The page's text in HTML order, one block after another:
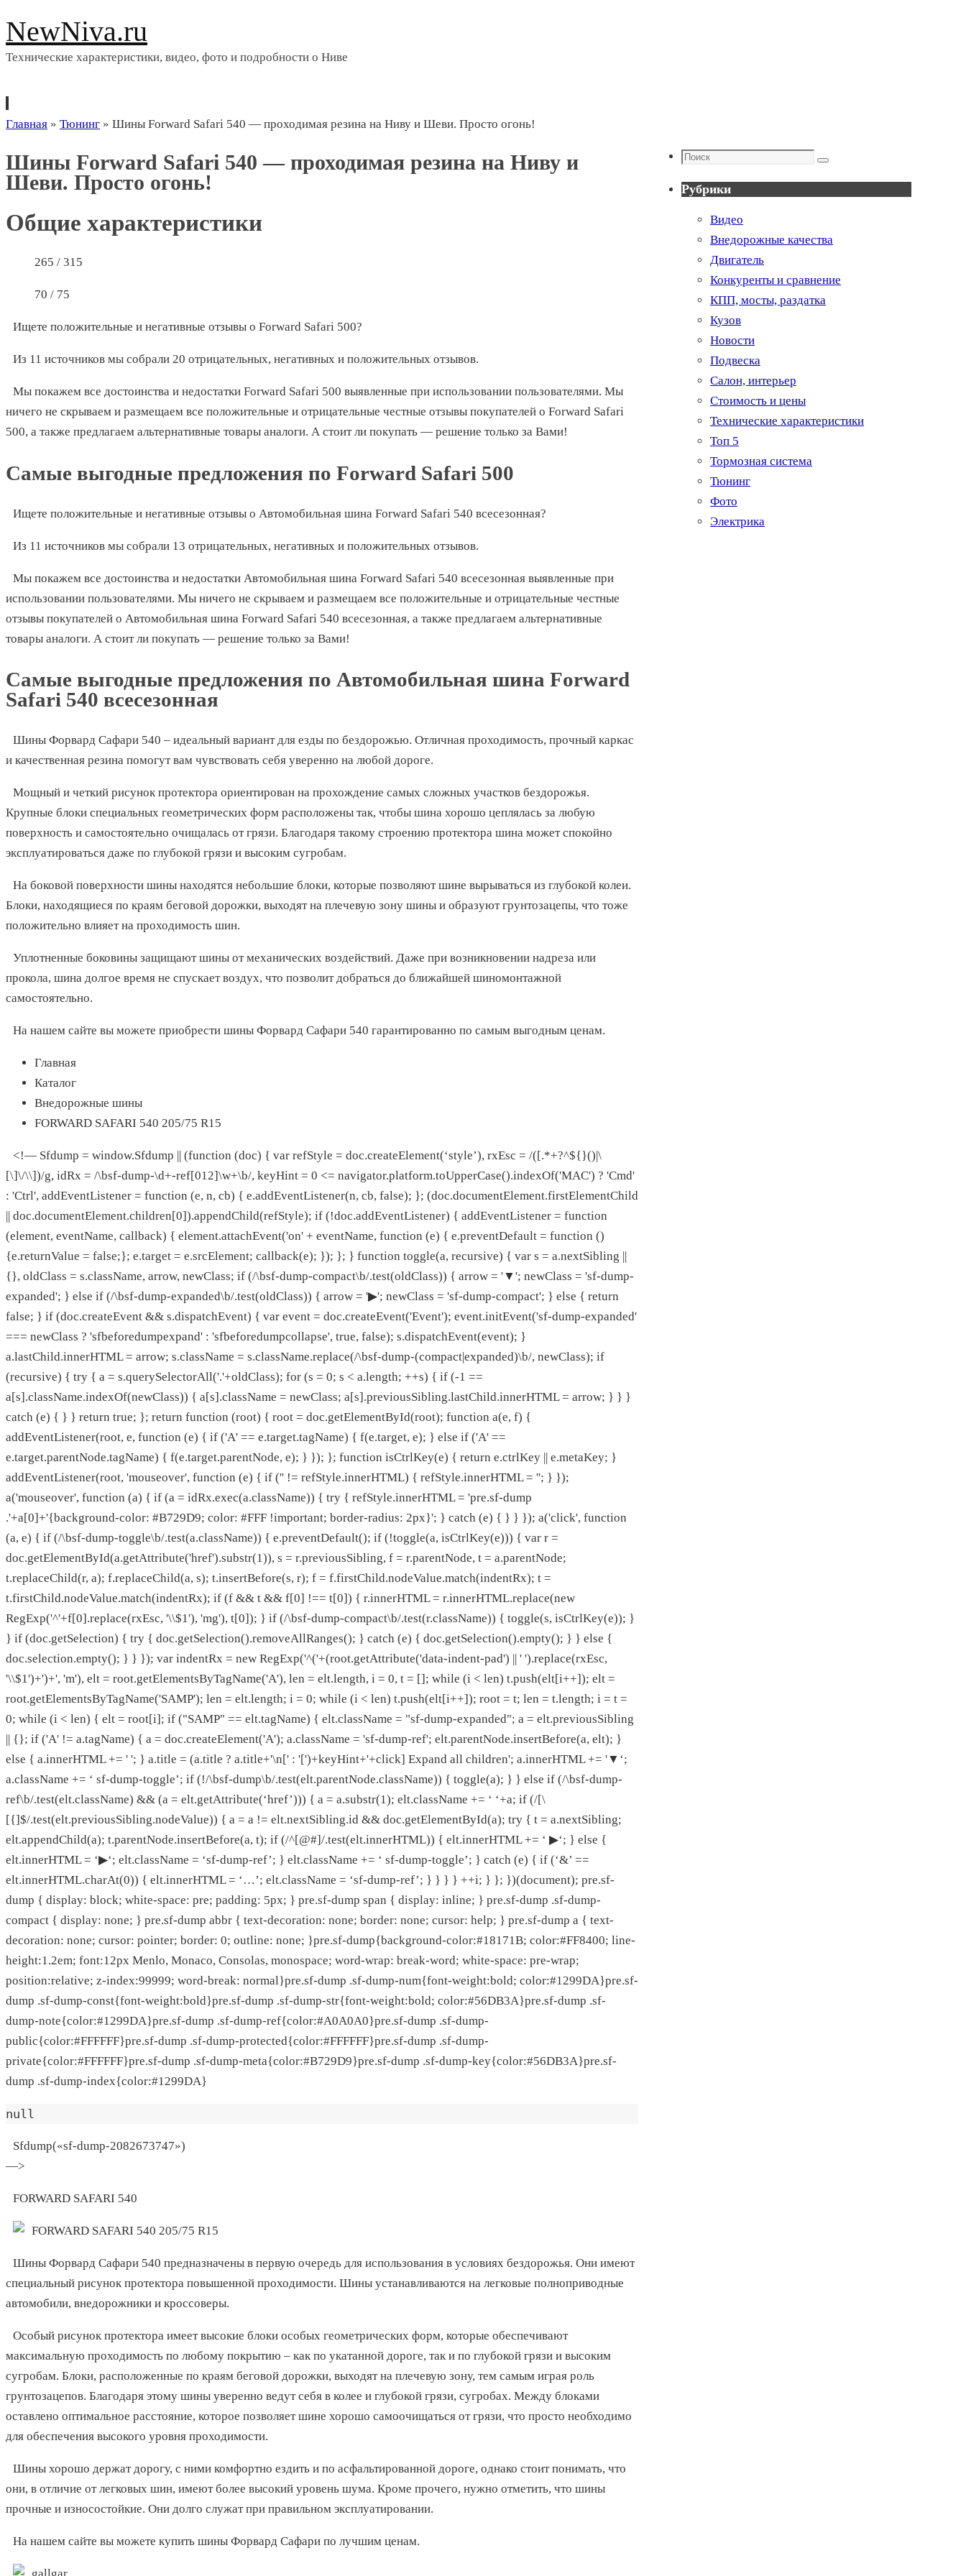
NewNiva.ru
Технические характеристики, видео, фото и подробности о Ниве
Перейти
содержимому
Главная » Тюнинг » Шины Forward Safari 540 — проходимая резина на Ниву и Шеви. Просто огонь!
Шины Forward Safari 540 — проходимая резина на Ниву и
Шеви. Просто огонь!
Общие характеристики
265 / 315
70 / 75
Ищете положительные и негативные отзывы о Forward Safari 500?
Из 11 источников мы собрали 20 отрицательных, негативных и положительных отзывов.
Мы покажем все достоинства и недостатки Forward Safari 500 выявленные при использовании пользователями. Мы
ничего не скрываем и размещаем все положительные и отрицательные честные отзывы покупателей о Forward Safari
500, а также предлагаем альтернативные товары аналоги. А стоит ли покупать — решение только за Вами!
Самые выгодные предложения по Forward Safari 500
Ищете положительные и негативные отзывы о Автомобильная шина Forward Safari 540 всесезонная?
Из 11 источников мы собрали 13 отрицательных, негативных и положительных отзывов.
Мы покажем все достоинства и недостатки Автомобильная шина Forward Safari 540 всесезонная выявленные при
использовании пользователями. Мы ничего не скрываем и размещаем все положительные и отрицательные честные
отзывы покупателей о Автомобильная шина Forward Safari 540 всесезонная, а также предлагаем альтернативные
товары аналоги. А стоит ли покупать — решение только за Вами!
Самые выгодные предложения по Автомобильная шина Forward
Safari 540 всесезонная
Шины Форвард Сафари 540 – идеальный вариант для езды по бездорожью. Отличная проходимость, прочный каркас
и качественная резина помогут вам чувствовать себя уверенно на любой дороге.
Мощный и четкий рисунок протектора ориентирован на прохождение самых сложных участков бездорожья.
Крупные блоки специальных геометрических форм расположены так, чтобы шина хорошо цеплялась за любую
поверхность и самостоятельно очищалась от грязи. Благодаря такому строению протектора шина может спокойно
эксплуатироваться даже по глубокой грязи и высоким сугробам.
На боковой поверхности шины находятся небольшие блоки, которые позволяют шине вырываться из глубокой колеи.
Блоки, находящиеся по краям беговой дорожки, выходят на плечевую зону шины и образуют грунтозацепы, что тоже
положительно влияет на проходимость шин.
Уплотненные боковины защищают шины от механических воздействий. Даже при возникновении надреза или
прокола, шина долгое время не спускает воздух, что позволит добраться до ближайшей шиномонтажной
самостоятельно.
На нашем сайте вы можете приобрести шины Форвард Сафари 540 гарантированно по самым выгодным ценам.
Главная
Каталог
Внедорожные шины
FORWARD SAFARI 540 205/75 R15
<!— Sfdump = window.Sfdump || (function (doc) { var refStyle = doc.createElement(‘style’), rxEsc = /([.*+?^${}()|\
[\]\/\\])/g, idRx = /\bsf-dump-\d+-ref[012]\w+\b/, keyHint = 0 <= navigator.platform.toUpperCase().indexOf('MAC') ? 'Cmd'
: 'Ctrl', addEventListener = function (e, n, cb) { e.addEventListener(n, cb, false); }; (doc.documentElement.firstElementChild
|| doc.documentElement.children[0]).appendChild(refStyle); if (!doc.addEventListener) { addEventListener = function
(element, eventName, callback) { element.attachEvent('on' + eventName, function (e) { e.preventDefault = function ()
{e.returnValue = false;}; e.target = e.srcElement; callback(e); }); }; } function toggle(a, recursive) { var s = a.nextSibling ||
{}, oldClass = s.className, arrow, newClass; if (/\bsf-dump-compact\b/.test(oldClass)) { arrow = '▼'; newClass = 'sf-dump-
expanded'; } else if (/\bsf-dump-expanded\b/.test(oldClass)) { arrow = '▶'; newClass = 'sf-dump-compact'; } else { return
false; } if (doc.createEvent && s.dispatchEvent) { var event = doc.createEvent('Event'); event.initEvent('sf-dump-expanded'
=== newClass ? 'sfbeforedumpexpand' : 'sfbeforedumpcollapse', true, false); s.dispatchEvent(event); }
a.lastChild.innerHTML = arrow; s.className = s.className.replace(/\bsf-dump-(compact|expanded)\b/, newClass); if
(recursive) { try { a = s.querySelectorAll('.'+oldClass); for (s = 0; s < a.length; ++s) { if (-1 ==
a[s].className.indexOf(newClass)) { a[s].className = newClass; a[s].previousSibling.lastChild.innerHTML = arrow; } } }
catch (e) { } } return true; }; return function (root) { root = doc.getElementById(root); function a(e, f) {
addEventListener(root, e, function (e) { if ('A' == e.target.tagName) { f(e.target, e); } else if ('A' ==
e.target.parentNode.tagName) { f(e.target.parentNode, e); } }); }; function isCtrlKey(e) { return e.ctrlKey || e.metaKey; }
addEventListener(root, 'mouseover', function (e) { if ('' != refStyle.innerHTML) { refStyle.innerHTML = ''; } });
a('mouseover', function (a) { if (a = idRx.exec(a.className)) { try { refStyle.innerHTML = 'pre.sf-dump
.'+a[0]+'{background-color: #B729D9; color: #FFF !important; border-radius: 2px}'; } catch (e) { } } }); a('click', function
(a, e) { if (/\bsf-dump-toggle\b/.test(a.className)) { e.preventDefault(); if (!toggle(a, isCtrlKey(e))) { var r =
doc.getElementById(a.getAttribute('href').substr(1)), s = r.previousSibling, f = r.parentNode, t = a.parentNode;
t.replaceChild(r, a); f.replaceChild(a, s); t.insertBefore(s, r); f = f.firstChild.nodeValue.match(indentRx); t =
t.firstChild.nodeValue.match(indentRx); if (f && t && f[0] !== t[0]) { r.innerHTML = r.innerHTML.replace(new
RegExp('^'+f[0].replace(rxEsc, '\\$1'), 'mg'), t[0]); } if (/\bsf-dump-compact\b/.test(r.className)) { toggle(s, isCtrlKey(e)); }
} if (doc.getSelection) { try { doc.getSelection().removeAllRanges(); } catch (e) { doc.getSelection().empty(); } } else {
doc.selection.empty(); } } }); var indentRx = new RegExp('^('+(root.getAttribute('data-indent-pad') || ' ').replace(rxEsc,
'\\$1')+')+', 'm'), elt = root.getElementsByTagName('A'), len = elt.length, i = 0, t = []; while (i < len) t.push(elt[i++]); elt =
root.getElementsByTagName('SAMP'); len = elt.length; i = 0; while (i < len) t.push(elt[i++]); root = t; len = t.length; i = t =
0; while (i < len) { elt = root[i]; if ("SAMP" == elt.tagName) { elt.className = "sf-dump-expanded"; a = elt.previousSibling
|| {}; if ('A' != a.tagName) { a = doc.createElement('A'); a.className = 'sf-dump-ref'; elt.parentNode.insertBefore(a, elt); }
else { a.innerHTML += ' '; } a.title = (a.title ? a.title+'\n[' : '[')+keyHint+'+click] Expand all children'; a.innerHTML += '▼ ‘;
a.className += ‘ sf-dump-toggle’; if (!/\bsf-dump\b/.test(elt.parentNode.className)) { toggle(a); } } else if (/\bsf-dump-
ref\b/.test(elt.className) && (a = elt.getAttribute(‘href’))) { a = a.substr(1); elt.className += ‘ ‘+a; if (/[\
[{]$/.test(elt.previousSibling.nodeValue)) { a = a != elt.nextSibling.id && doc.getElementById(a); try { t = a.nextSibling;
elt.appendChild(a); t.parentNode.insertBefore(a, t); if (/^[@#]/.test(elt.innerHTML)) { elt.innerHTML += ‘ ▶‘; } else {
elt.innerHTML = ‘▶‘; elt.className = ‘sf-dump-ref’; } elt.className += ‘ sf-dump-toggle’; } catch (e) { if (‘&’ ==
elt.innerHTML.charAt(0)) { elt.innerHTML = ‘…’; elt.className = ‘sf-dump-ref’; } } } } ++i; } }; })(document); pre.sf-
dump { display: block; white-space: pre; padding: 5px; } pre.sf-dump span { display: inline; } pre.sf-dump .sf-dump-
compact { display: none; } pre.sf-dump abbr { text-decoration: none; border: none; cursor: help; } pre.sf-dump a { text-
decoration: none; cursor: pointer; border: 0; outline: none; }pre.sf-dump{background-color:#18171B; color:#FF8400; line-
height:1.2em; font:12px Menlo, Monaco, Consolas, monospace; word-wrap: break-word; white-space: pre-wrap;
position:relative; z-index:99999; word-break: normal}pre.sf-dump .sf-dump-num{font-weight:bold; color:#1299DA}pre.sf-
dump .sf-dump-const{font-weight:bold}pre.sf-dump .sf-dump-str{font-weight:bold; color:#56DB3A}pre.sf-dump .sf-
dump-note{color:#1299DA}pre.sf-dump .sf-dump-ref{color:#A0A0A0}pre.sf-dump .sf-dump-
public{color:#FFFFFF}pre.sf-dump .sf-dump-protected{color:#FFFFFF}pre.sf-dump .sf-dump-
private{color:#FFFFFF}pre.sf-dump .sf-dump-meta{color:#B729D9}pre.sf-dump .sf-dump-key{color:#56DB3A}pre.sf-
dump .sf-dump-index{color:#1299DA}
null
Sfdump(«sf-dump-2082673747»)
—>
FORWARD SAFARI 540
Шины Форвард Сафари 540 предназначены в первую очередь для использования в условиях бездорожья. Они имеют
специальный рисунок протектора повышенной проходимости. Шины устанавливаются на легковые полноприводные
автомобили, внедорожники и кроссоверы.
Особый рисунок протектора имеет высокие блоки особых геометрических форм, которые обеспечивают
максимальную проходимость по любому покрытию – как по укатанной дороге, так и по глубокой грязи и высоким
сугробам. Блоки, расположенные по краям беговой дорожки, выходят на плечевую зону, тем самым играя роль
грунтозацепов. Благодаря этому шины уверенно ведут себя в колее и глубокой грязи, сугробах. Между блоками
оставлено оптимальное расстояние, которое позволяет шине хорошо самоочищаться от грязи, что просто необходимо
для обеспечения высокого уровня проходимости.
Шины хорошо держат дорогу, с ними комфортно ездить и по асфальтированной дороге, однако стоит понимать, что
они, в отличие от легковых шин, имеют более высокий уровень шума. Кроме прочего, нужно отметить, что шины
прочные и износостойкие. Они долго служат при правильном эксплуатировании.
На нашем сайте вы можете купить шины Форвард Сафари по лучшим ценам.
Поиск
Поиск
Рубрики
Видео
Внедорожные качества
Двигатель
Конкуренты и сравнение
КПП, мосты, раздатка
Кузов
Новости
Подвеска
Салон, интерьер
Стоимость и цены
Технические характеристики
Топ 5
Тормозная система
Тюнинг
Фото
Электрика